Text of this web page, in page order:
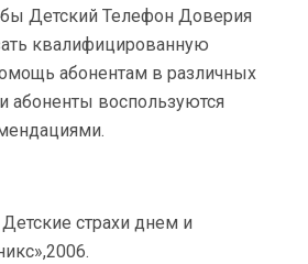
Детский Телефон Доверия
квалифицированную
абонентам в различных
абоненты воспользуются
страхи днем и